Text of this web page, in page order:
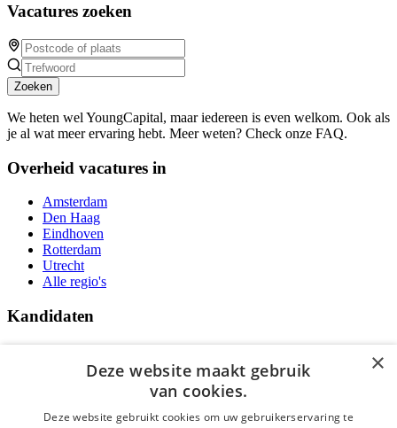
Vacatures zoeken
Zoeken
We heten wel YoungCapital, maar iedereen is even welkom. Ook als
je al wat meer ervaring hebt. Meer weten? Check onze FAQ.
Overheid vacatures in
Amsterdam
Den Haag
Eindhoven
Rotterdam
Utrecht
Alle regio's
Kandidaten
Vacatures
Over Vacatures Overheid Online
YoungCapital IOS App
×
Deze website maakt gebruik
van cookies.
Deze website gebruikt cookies om uw gebruikerservaring te